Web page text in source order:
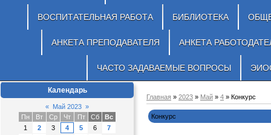
ВОСПИТАТЕЛЬНАЯ РАБОТА БИБЛИОТЕКА
АНКЕТА ПРЕПОДАВАТЕЛЯ АНКЕТА
ЧАСТО ЗАДАВАЕМЫЕ ВОПРОСЫ
Календарь
« Май 2023 »
Пн
Вт Ср Чт Пт Сб
Вс
1
2 3 4 5 6
7
Главная » 2023 » Май » 4 » Конкурс
Конкурс